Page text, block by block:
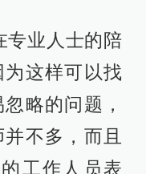
专业人士的陪
这样可以找
略的问题，
不多，而且
工作人员表